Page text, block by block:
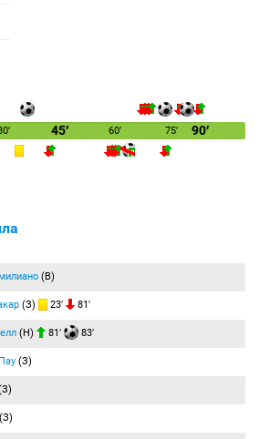
45′ 60′ 75′ 90′
(В)
(З) 23′ 81′
(Н) 81′ 83′
(З)
(З)